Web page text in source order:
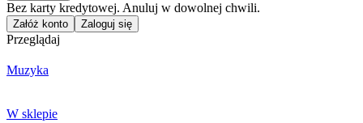
Bez karty kredytowej. Anuluj w dowolnej chwili.
Załóż konto Zaloguj się
Przeglądaj
Muzyka
W sklepie